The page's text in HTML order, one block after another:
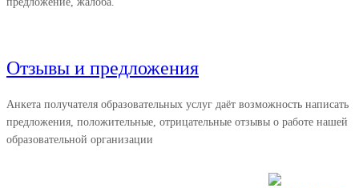
Отзывы и предложения
Анкета получателя образовательных услуг даёт возможность написать
предложения, положительные, отрицательные отзывы о работе нашей
образовательной организации